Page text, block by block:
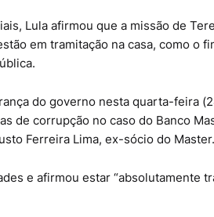
Lula afirmou que a missão de
em tramitação na casa, como o
do governo nesta quarta-feira
de corrupção no caso do Banco
Ferreira Lima, ex-sócio do Master.
e afirmou estar “absolutamente